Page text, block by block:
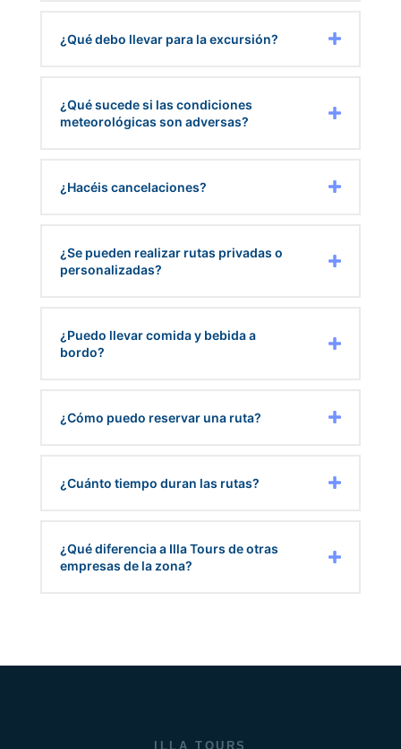
¿Qué debo llevar para la excursión?
¿Qué sucede si las condiciones
meteorológicas son adversas?
¿Hacéis cancelaciones?
¿Se pueden realizar rutas privadas o
personalizadas?
¿Puedo llevar comida y bebida a
bordo?
¿Cómo puedo reservar una ruta?
¿Cuánto tiempo duran las rutas?
¿Qué diferencia a Illa Tours de otras
empresas de la zona?
ILLA TOURS